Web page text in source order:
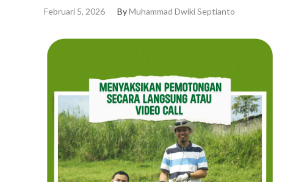
Februari 5, 2026 ByMuhammad Dwiki Septianto